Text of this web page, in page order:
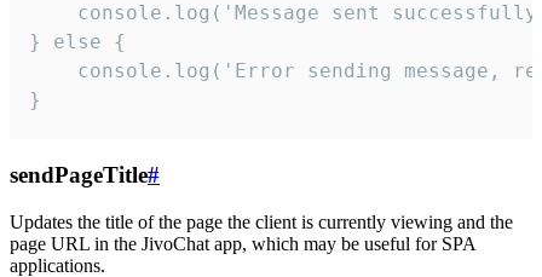
console.log('Message sent
} else {
console.log('Error sending message,
}
sendPageTitle#
Updates the title of the page the client is currently viewing and the
page URL in the JivoChat app, which may be useful for SPA
applications.